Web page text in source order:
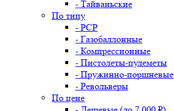
- Тайваньские
По типу
- PCP
- Газобаллонные
- Компрессионные
- Пистолеты-пулеметы
- Пружинно-поршневые
- Револьверы
По цене